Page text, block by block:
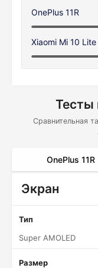
OnePlus 11R
Xiaomi Mi 10 Lite
Тесты
Сравнительная
OnePlus 11R
Экран
Тип
Super AMOLED
Размер